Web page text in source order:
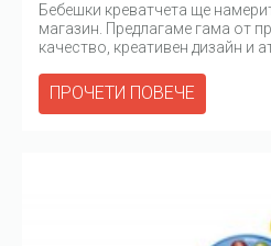
Бебешки креватчета ще
магазин. Предлагаме гама от
качество, креативен дизайн и
ПРОЧЕТИ ПОВЕЧЕ